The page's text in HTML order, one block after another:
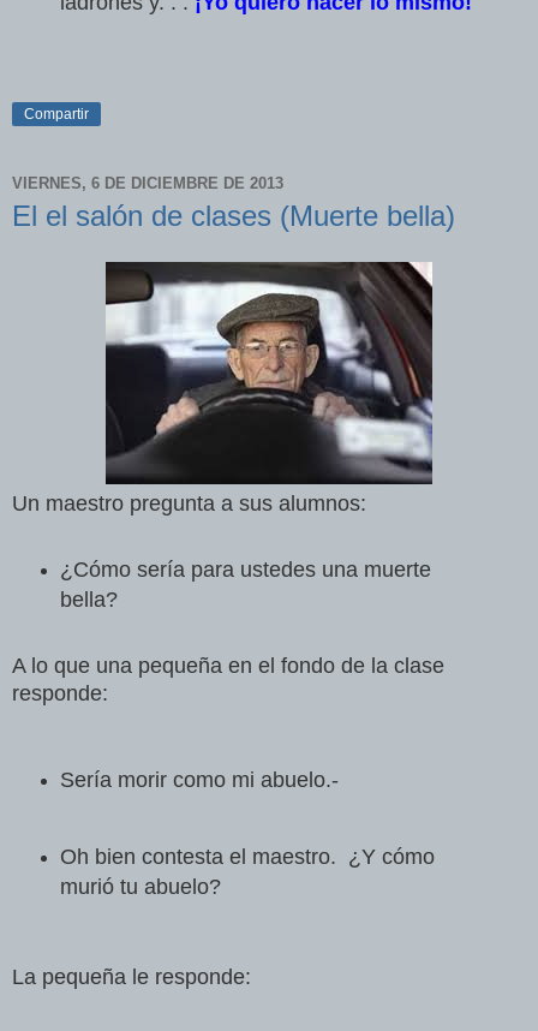
Compartir
VIERNES, 6 DE DICIEMBRE DE 2013
El el salón de clases (Muerte bella)
Un maestro pregunta a sus alumnos:
¿Cómo sería para ustedes una muerte
bella?
A lo que una pequeña en el fondo de la clase
responde:
Sería morir como mi abuelo.-
Oh bien contesta el maestro. ¿Y cómo
murió tu abuelo?
La pequeña le responde: